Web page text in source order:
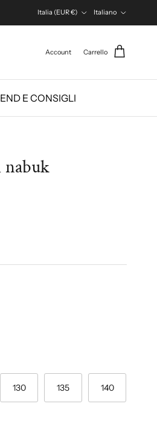
Italia (EUR €)
Italiano
Account Carrello
E CONSIGLI
nabuk
130 135 140